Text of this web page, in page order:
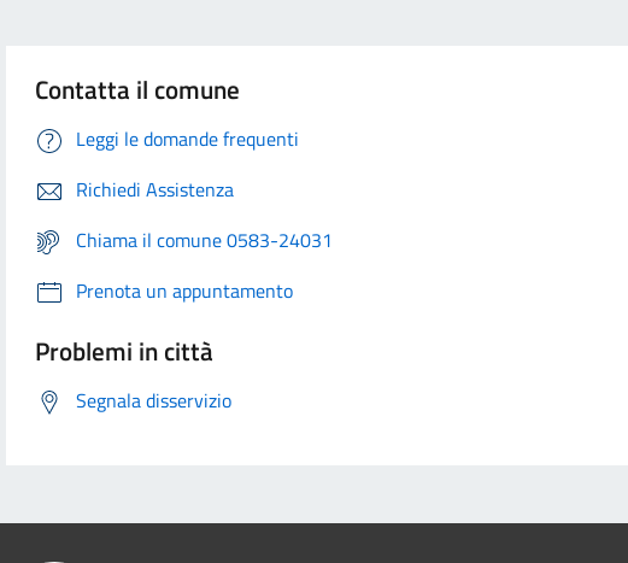
Contatta il comune
Leggi le domande frequenti
Richiedi Assistenza
Chiama il comune 0583-24031
Prenota un appuntamento
Problemi in città
Segnala disservizio